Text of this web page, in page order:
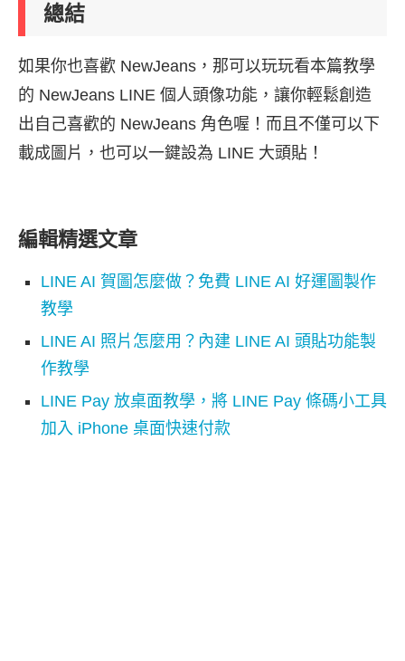
總結
如果你也喜歡 NewJeans，那可以玩玩看本篇教學
的 NewJeans LINE 個人頭像功能，讓你輕鬆創造
出自己喜歡的 NewJeans 角色喔！而且不僅可以下
載成圖片，也可以一鍵設為 LINE 大頭貼！
編輯精選文章
LINE AI 賀圖怎麼做？免費 LINE AI 好運圖製作
教學
LINE AI 照片怎麼用？內建 LINE AI 頭貼功能製
作教學
LINE Pay 放桌面教學，將 LINE Pay 條碼小工具
加入 iPhone 桌面快速付款